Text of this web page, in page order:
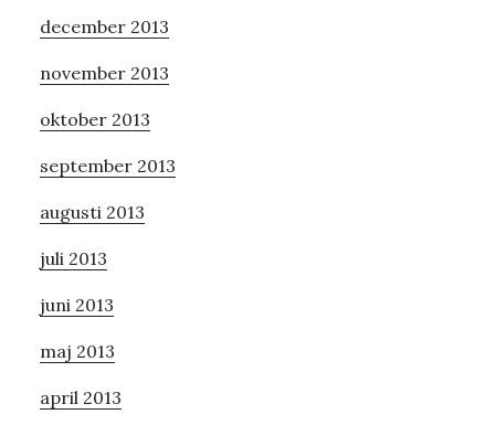
december 2013
november 2013
oktober 2013
september 2013
augusti 2013
juli 2013
juni 2013
maj 2013
april 2013